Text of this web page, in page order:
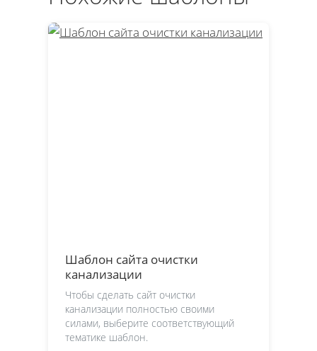
Шаблон сайта очистки
канализации
Чтобы сделать сайт очистки
канализации полностью своими
силами, выберите соответствующий
тематике шаблон.